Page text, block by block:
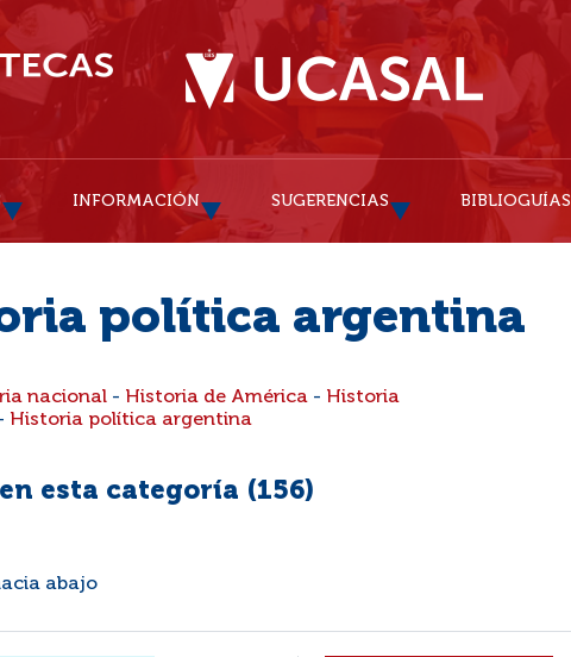
INFORMACIÓN SUGERENCIAS BIBLIOGUÍAS
política argentina
nacional - Historia de América - Historia
Historia política argentina
esta categoría (156)
abajo